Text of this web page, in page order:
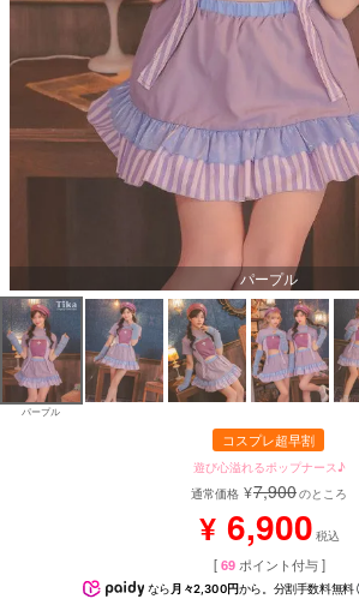
パープル
パープル
コスプレ超早割
遊び心溢れるポップナース♪
通常価格 ¥7,900のところ
¥ 6,900 税込
[ 69 ポイント付与 ]
なら月々2,300円から。分割手数料無料